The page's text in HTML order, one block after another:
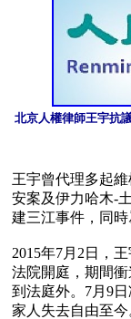
北京人權律師王宇抗
王宇曾代理多起
安案及伊力哈木-
建三江事件，同時
2015年7月2日，
法院開庭，期間
到法庭外。7月9
家人失去自由至今